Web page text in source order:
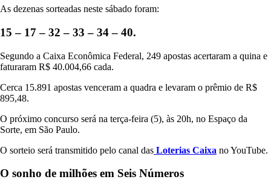
As dezenas sorteadas neste sábado foram:
15 – 17 – 32 – 33 – 34 – 40.
Segundo a Caixa Econômica Federal, 249 apostas acertaram a quina e
faturaram R$ 40.004,66 cada.
Cerca 15.891 apostas venceram a quadra e levaram o prêmio de R$
895,48.
O próximo concurso será na terça-feira (5), às 20h, no Espaço da
Sorte, em São Paulo.
O sorteio será transmitido pelo canal das Loterias Caixa no YouTube.
O sonho de milhões em Seis Números